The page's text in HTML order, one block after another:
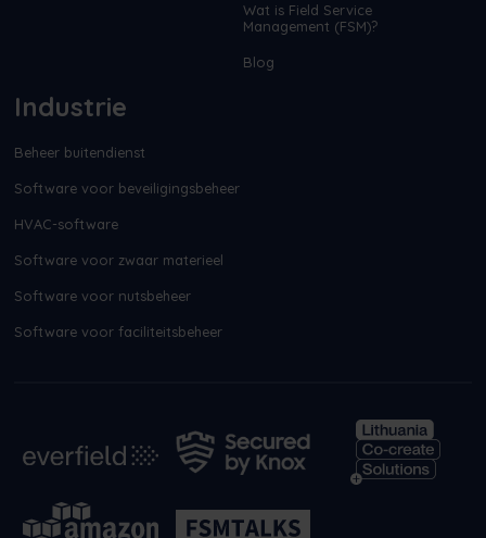
Wat is Field Service
Management (FSM)?
Blog
Industrie
Beheer buitendienst
Software voor beveiligingsbeheer
HVAC-software
Software voor zwaar materieel
Software voor nutsbeheer
Software voor faciliteitsbeheer